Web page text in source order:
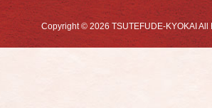
Copyright © 2026 TSUTEFUDE-KYOKAI All